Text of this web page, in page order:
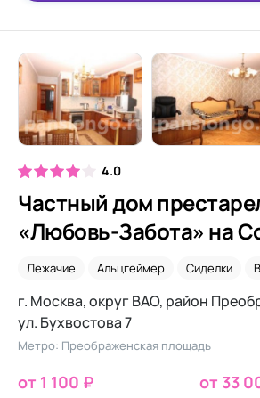
4.0
Частный дом
«Любовь-Забота» на
Лежачие Альцгеймер Сиделки
г. Москва, округ ВАО, район
ул. Бухвостова 7
Метро: Преображенская площадь
от 1 100 ₽ от 33